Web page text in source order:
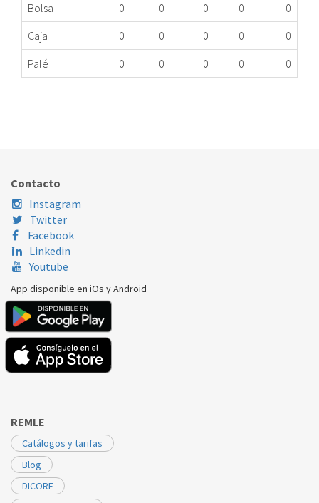
Bolsa
0 0 0 0
0
Caja
0 0 0 0
0
Palé
0 0 0 0 0
Contacto
Instagram
Twitter
Facebook
Linkedin
Youtube
App disponible en iOs y Android
REMLE
Catálogos y tarifas
Blog
DICORE